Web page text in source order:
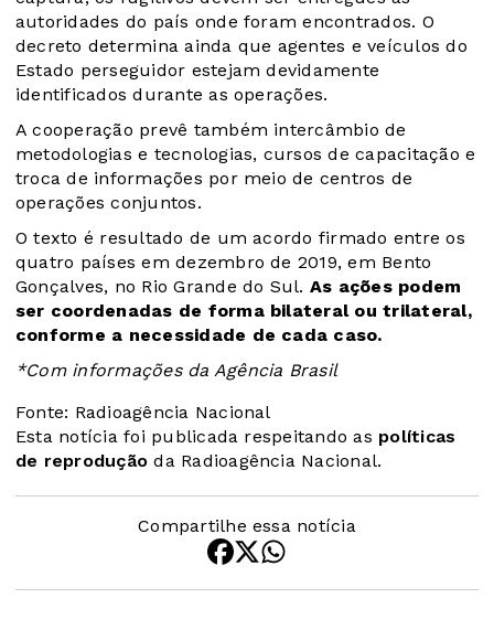
autoridades do país onde foram encontrados. O
decreto determina ainda que agentes e veículos do
Estado perseguidor estejam devidamente
identificados durante as operações.
A cooperação prevê também intercâmbio de
metodologias e tecnologias, cursos de capacitação e
troca de informações por meio de centros de
operações conjuntos.
O texto é resultado de um acordo firmado entre os
quatro países em dezembro de 2019, em Bento
Gonçalves, no Rio Grande do Sul. As ações podem
ser coordenadas de forma bilateral ou trilateral,
conforme a necessidade de cada caso.
*Com informações da Agência Brasil
Fonte: Radioagência Nacional
Esta notícia foi publicada respeitando as políticas
de reprodução da Radioagência Nacional.
Compartilhe essa notícia